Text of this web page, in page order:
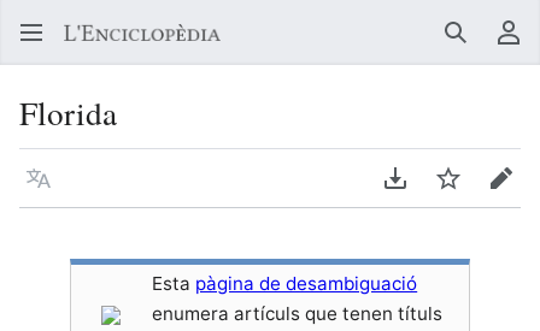
Buscar
Florida
Llegir en un atre idioma Descarregar en
Vigilar
Esta pàgina de desambiguació
enumera artículs que tenen títuls